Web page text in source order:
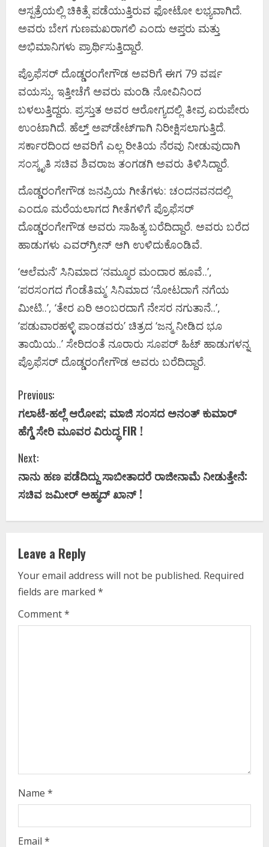
ಆಸ್ಪತ್ರೆಯಲ್ಲಿ ಚಿಕಿತ್ಸೆ ಪಡೆಯುತ್ತಿರುವ ಫೋಟೋ ಲಭ್ಯವಾಗಿದೆ.
ಅವರು ಬೇಗ ಗುಣಮಖರಾಗಲಿ ಎಂದು ಆಪ್ತರು ಮತ್ತು
ಅಭಿಮಾನಿಗಳು ಪ್ರಾರ್ಥಿಸುತ್ತಿದ್ದಾರೆ.
ಪ್ರೊಫೆಸರ್ ದೊಡ್ಡರಂಗೇಗೌಡ ಅವರಿಗೆ ಈಗ 79 ವರ್ಷ
ವಯಸ್ಸು. ಇತ್ತೀಚೆಗೆ ಅವರು ಮಂಡಿ ನೋವಿನಿಂದ
ಬಳಲುತ್ತಿದ್ದರು. ಪ್ರಸ್ತುತ ಅವರ ಆರೋಗ್ಯದಲ್ಲಿ ತೀವ್ರ ಏರುಪೇರು
ಉಂಟಾಗಿದೆ. ಹೆಲ್ತ್ ಅಪ್​ಡೇಟ್​ಗಾಗಿ ನಿರೀಕ್ಷಿಸಲಾಗುತ್ತಿದೆ.
ಸರ್ಕಾರದಿಂದ ಅವರಿಗೆ ಎಲ್ಲ ರೀತಿಯ ನೆರವು ನೀಡುವುದಾಗಿ
ಸಂಸ್ಕೃತಿ ಸಚಿವ ಶಿವರಾಜ ತಂಗಡಗಿ ಅವರು ತಿಳಿಸಿದ್ದಾರೆ.
ದೊಡ್ಡರಂಗೇಗೌಡ ಜನಪ್ರಿಯ ಗೀತೆಗಳು: ಚಂದನವನದಲ್ಲಿ
ಎಂದೂ ಮರೆಯಲಾಗದ ಗೀತೆಗಳಿಗೆ ಪ್ರೊಫೆಸರ್
ದೊಡ್ಡರಂಗೇಗೌಡ ಅವರು ಸಾಹಿತ್ಯ ಬರೆದಿದ್ದಾರೆ. ಅವರು ಬರೆದ
ಹಾಡುಗಳು ಎವರ್​ಗ್ರೀನ್ ಆಗಿ ಉಳಿದುಕೊಂಡಿವೆ.
‘ಆಲೆಮನೆ’ ಸಿನಿಮಾದ ‘ನಮ್ಮೂರ ಮಂದಾರ ಹೂವೆ..’,
‘ಪರಸಂಗದ ಗೆಂಡೆತಿಮ್ಮ’ ಸಿನಿಮಾದ ‘ನೋಟದಾಗೆ ನಗೆಯ
ಮೀಟಿ..’, ‘ತೇರ ಏರಿ ಅಂಬರದಾಗೆ ನೇಸರ ನಗುತಾನೆ..’,
‘ಪಡುವಾರಹಳ್ಳಿ ಪಾಂಡವರು’ ಚಿತ್ರದ ‘ಜನ್ಮ ನೀಡಿದ ಭೂ
ತಾಯಿಯ..’ ಸೇರಿದಂತೆ ನೂರಾರು ಸೂಪರ್ ಹಿಟ್ ಹಾಡುಗಳನ್ನ
ಪ್ರೊಫೆಸರ್ ದೊಡ್ಡರಂಗೇಗೌಡ ಅವರು ಬರೆದಿದ್ದಾರೆ.
C
o
n
t
i
n
u
e
R
e
Previous:
ಗಲಾಟೆ-ಹಲ್ಲೆ ಆರೋಪ; ಮಾಜಿ ಸಂಸದ ಅನಂತ್ ಕುಮಾರ್
ಹೆಗ್ಡೆ ಸೇರಿ ಮೂವರ ವಿರುದ್ಧ FIR !
Next:
ನಾನು ಹಣ ಪಡೆದಿದ್ದು ಸಾಬೀತಾದರೆ ರಾಜೀನಾಮೆ ನೀಡುತ್ತೇನೆ:
ಸಚಿವ ಜಮೀರ್ ಅಹ್ಮದ್ ಖಾನ್ !
Leave a Reply
Your email address will not be published. Required
fields are marked *
Comment*
Name *
Email *